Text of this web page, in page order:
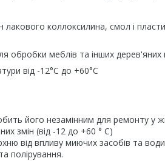
коллоксилина, смол і
обробки меблів та інших дерев'яних
від -12°С до +60°С
його незамінним для ремонту у
змін (від -12 до +60 ° C)
від впливу миючих засобів та
полірування.